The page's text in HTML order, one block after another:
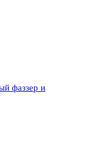
фаззер и